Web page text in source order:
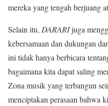
mereka yang tengah berjuang
Selain itu, DARARIjuga
kebersamaan dan dukungan
ini tidak hanya berbicara
bagaimana kita dapat saling
Zona musik yang terbangun
menciptakan perasaan bahwa